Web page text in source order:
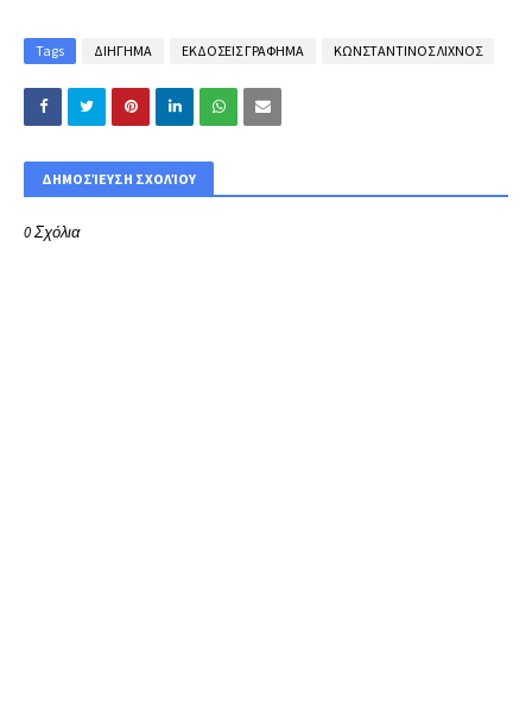
Tags ΔΙΗΓΗΜΑ ΕΚΔΟΣΕΙΣ ΓΡΑΦΗΜΑ ΚΩΝΣΤΑΝΤΙΝΟΣ ΛΙΧΝΟΣ
ΔΗΜΟΣΊΕΥΣΗ ΣΧΟΛΊΟΥ
0 Σχόλια